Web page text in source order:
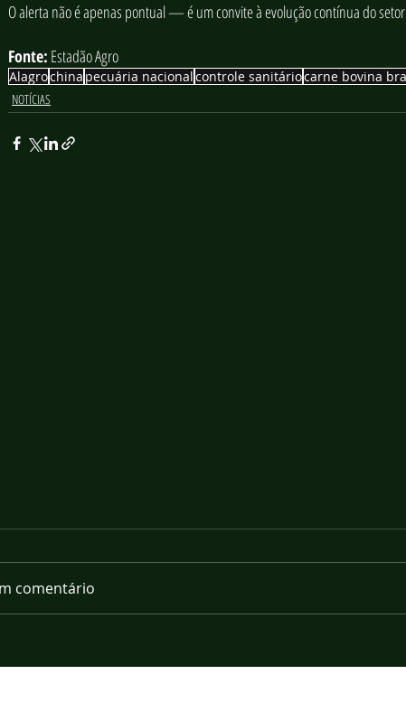
O alerta não é apenas pontual — é um convite à evolução contínua do
Fonte: Estadão Agro
Alagrochina pecuária nacionalcontrole sanitáriocarne bovina
NOTÍCIAS
Mérito Científico D.
propõe taxar em 25%
comentário